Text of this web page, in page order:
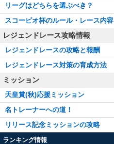
リーグはどちらを選ぶべき？
スコーピオ杯のルール・レース内容
レジェンドレース攻略情報
レジェンドレースの攻略と報酬
レジェンドレース対策の育成方法
ミッション
天皇賞(秋)応援ミッション
名トレーナーへの道！
リリース記念ミッションの攻略
ランキング情報